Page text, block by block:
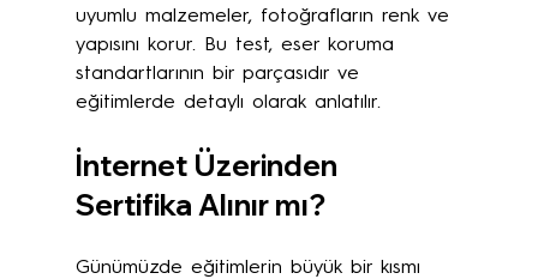
uyumlu malzemeler, fotoğrafların renk ve
yapısını korur. Bu test, eser koruma
standartlarının bir parçasıdır ve
eğitimlerde detaylı olarak anlatılır.
İnternet Üzerinden
Sertifika Alınır mı?
Günümüzde eğitimlerin büyük bir kısmı